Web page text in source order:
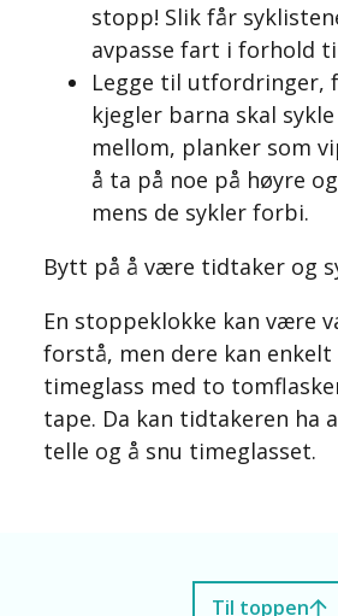
stopp! Slik får
avpasse fart i forhold
Legge til utfordringer,
kjegler barna skal
mellom, planker som
å ta på noe på høyre
mens de sykler forbi.
Bytt på å være tidtaker og
En stoppeklokke kan være
forstå, men dere kan
timeglass med to
tape. Da kan tidtakeren ha
telle og å snu timeglasset.
Til toppen